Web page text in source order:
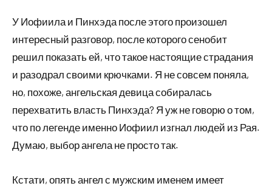
У Иофиила и Пинхэда после этого произошел
интересный разговор, после которого сенобит
решил показать ей, что такое настоящие страдания
и разодрал своими крючками. Я не совсем поняла,
но, похоже, ангельская девица собиралась
перехватить власть Пинхэда? Я уж не говорю о том,
что по легенде именно Иофиил изгнал людей из Рая.
Думаю, выбор ангела не просто так.
Кстати, опять ангел с мужским именем имеет